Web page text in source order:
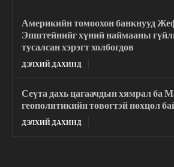
Америкийн томоохон банкнууд
Эпштейнийг хүний наймааны
тусалсан хэрэгт холбогдов
ДЭЛХИЙ ДАХИНД
Сеүта дахь цагаачдын хямрал ба
геополитикийн төвөгтэй нөхцөл
ДЭЛХИЙ ДАХИНД